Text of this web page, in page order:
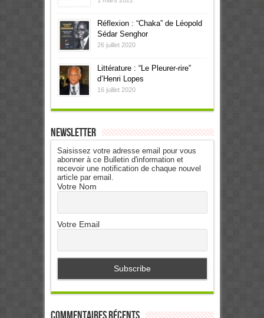
Réflexion : “Chaka” de Léopold
Sédar Senghor
26 juillet 2020
Littérature : “Le Pleurer-rire”
d’Henri Lopes
16 juillet 2020
Newsletter
Saisissez votre adresse email pour vous
abonner à ce Bulletin d'information et
recevoir une notification de chaque nouvel
article par email.
Votre Nom
Votre Email